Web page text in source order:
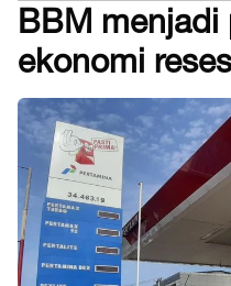
BBM menjadi
ekonomi